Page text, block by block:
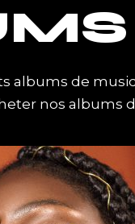
albums de
nos albums